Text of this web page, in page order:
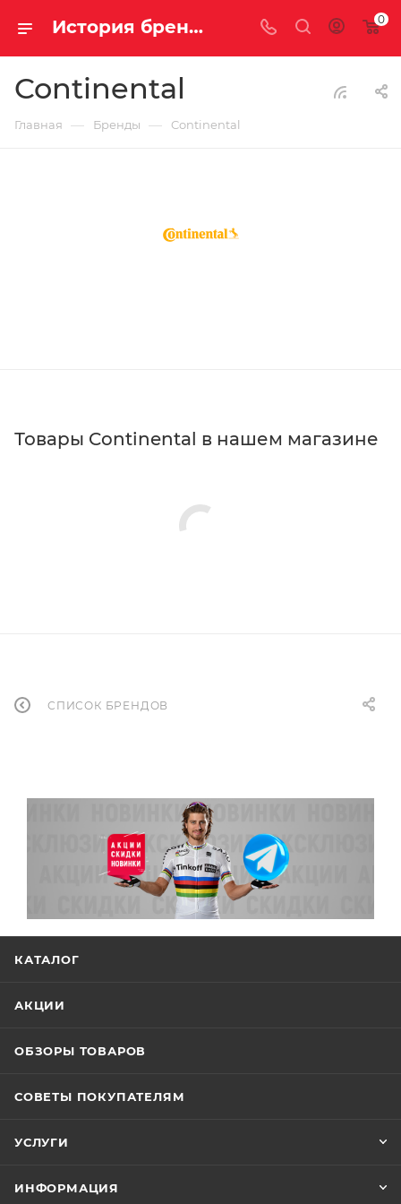
История бренда Continental | Купить велосипедные покрышки Continental 0
Continental
Главная — Бренды — Continental
Товары Continental в нашем магазине
СПИСОК БРЕНДОВ
КАТАЛОГ
АКЦИИ
ОБЗОРЫ ТОВАРОВ
СОВЕТЫ ПОКУПАТЕЛЯМ
УСЛУГИ
ИНФОРМАЦИЯ